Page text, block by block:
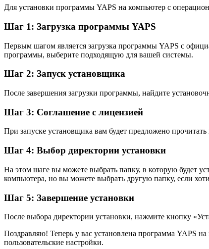
Для установки программы YAPS на компьютер с
Шаг 1: Загрузка программы YAPS
Первым шагом является загрузка программы YAPS с
программы, выберите подходящую для вашей системы.
Шаг 2: Запуск установщика
После завершения загрузки программы, найдите
Шаг 3: Соглашение с лицензией
При запуске установщика вам будет предложено
Шаг 4: Выбор директории установки
На этом шаге вы можете выбрать папку, в которую будет
компьютера, но вы можете выбрать другую папку, если
Шаг 5: Завершение установки
После выбора директории установки, нажмите кнопку
Поздравляю! Теперь у вас установлена программа YAPS
пользовательские настройки.